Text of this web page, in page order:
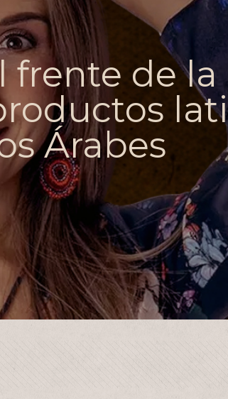
frente de la
Árabes